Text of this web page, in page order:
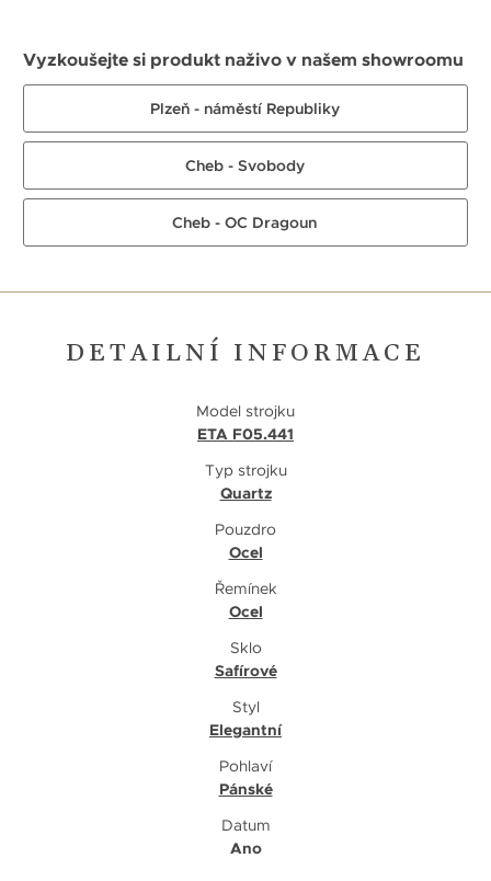
Vyzkoušejte si produkt naživo v našem showroomu
Plzeň - náměstí Republiky
Cheb - Svobody
Cheb - OC Dragoun
DETAILNÍ INFORMACE
Model strojku
ETA F05.441
Typ strojku
Quartz
Pouzdro
Ocel
Řemínek
Ocel
Sklo
Safírové
Styl
Elegantní
Pohlaví
Pánské
Datum
Ano